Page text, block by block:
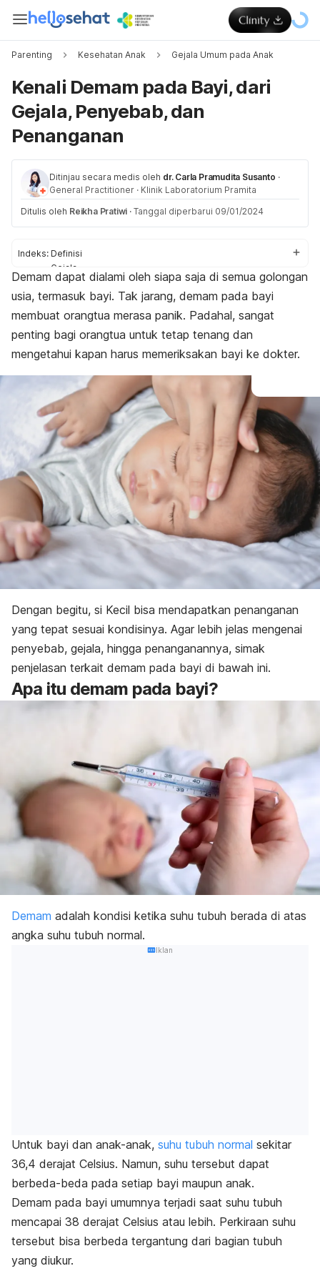
Parenting Kesehatan Anak Gejala Umum pada Anak
Kenali Demam pada Bayi, dari
Gejala, Penyebab, dan
Penanganan
Ditinjau secara medis oleh dr. Carla Pramudita Susanto ·
General Practitioner · Klinik Laboratorium Pramita
Ditulis oleh Reikha Pratiwi · Tanggal diperbarui 09/01/2024
Indeks: Definisi
Gejala
Penyebab
Pengobatan
Demam dapat dialami oleh siapa saja di semua golongan
usia, termasuk bayi. Tak jarang, demam pada bayi
membuat orangtua merasa panik. Padahal, sangat
penting bagi orangtua untuk tetap tenang dan
mengetahui kapan harus memeriksakan bayi ke dokter.
Dengan begitu, si Kecil bisa mendapatkan penanganan
yang tepat sesuai kondisinya. Agar lebih jelas mengenai
penyebab, gejala, hingga penanganannya, simak
penjelasan terkait demam pada bayi di bawah ini.
Apa itu demam pada bayi?
Demam adalah kondisi ketika suhu tubuh berada di atas
angka suhu tubuh normal.
Iklan
Untuk bayi dan anak-anak, suhu tubuh normal sekitar
36,4 derajat Celsius. Namun, suhu tersebut dapat
berbeda-beda pada setiap bayi maupun anak.
Demam pada bayi umumnya terjadi saat suhu tubuh
mencapai 38 derajat Celsius atau lebih. Perkiraan suhu
tersebut bisa berbeda tergantung dari bagian tubuh
yang diukur.